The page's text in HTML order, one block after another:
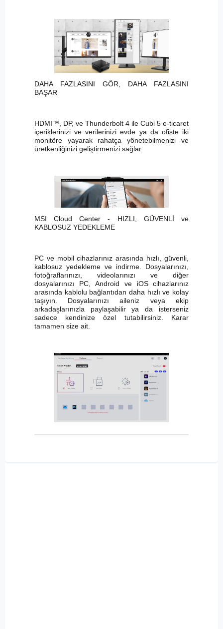
DAHA FAZLASINI GÖR, DAHA FAZLASINI
BAŞAR
HDMI™, DP, ve Thunderbolt 4 ile Cubi 5 e-ticaret
içeriklerinizi ve verilerinizi evde ya da ofiste iki
monitöre yayarak rahatça yönetebilmenizi ve
üretkenliğinizi geliştirmenizi sağlar.
MSI Cloud Center - HIZLI, GÜVENLİ ve
KABLOSUZ YEDEKLEME
PC ve mobil cihazlarınız arasında hızlı, güvenli,
kablosuz yedekleme ve indirme. Dosyalarınızı,
fotoğraflarınızı, videolarınızı ve diğer
dosyalarınızı PC, Android ve iOS cihazlarınız
arasında kablolu bağlantıdan daha hızlı ve kolay
taşıyın. Dosyalarınızı aileniz veya ekip
arkadaşlarınızla paylaşabilir ya da isterseniz
sadece kendinize özel tutabilirsiniz. Karar
tamamen size ait.